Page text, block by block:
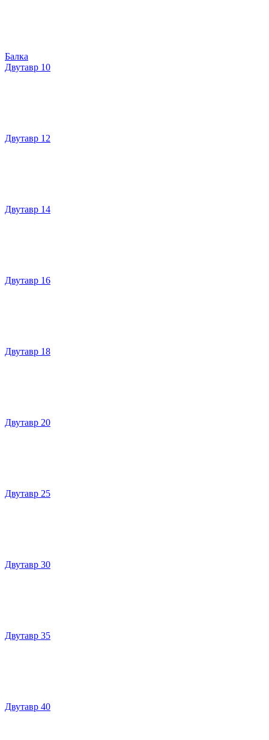
Балка
Двутавр 10
Двутавр 12
Двутавр 14
Двутавр 16
Двутавр 18
Двутавр 20
Двутавр 25
Двутавр 30
Двутавр 35
Двутавр 40